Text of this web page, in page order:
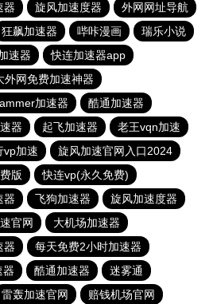
器 旋风加速度器
外网网址导航
狂飙加速器 哔咔漫画
瑞乐小说
速器
快连加速器app
外网免费加速神器
加速器
酷通加速器
器 起飞加速器
老王vqn加速
vp加速
旋风加速官网入口2024
版
快连vp(永久免费)
器 飞狗加速器
旋风加速度器
官网
大机场加速器
器
每天免费2小时加速器
器 酷通加速器
迷雾通
雷轰加速官网 赔钱机场官网